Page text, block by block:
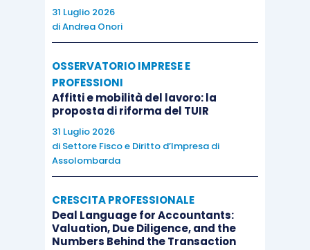
31 Luglio 2026
diAndrea Onori
OSSERVATORIO IMPRESE E
PROFESSIONI
Affitti e mobilità del lavoro: la
proposta di riforma del TUIR
31 Luglio 2026
di Settore Fisco e Diritto d’Impresa di
Assolombarda
CRESCITA PROFESSIONALE
Deal Language for Accountants:
Valuation, Due Diligence, and the
Numbers Behind the Transaction